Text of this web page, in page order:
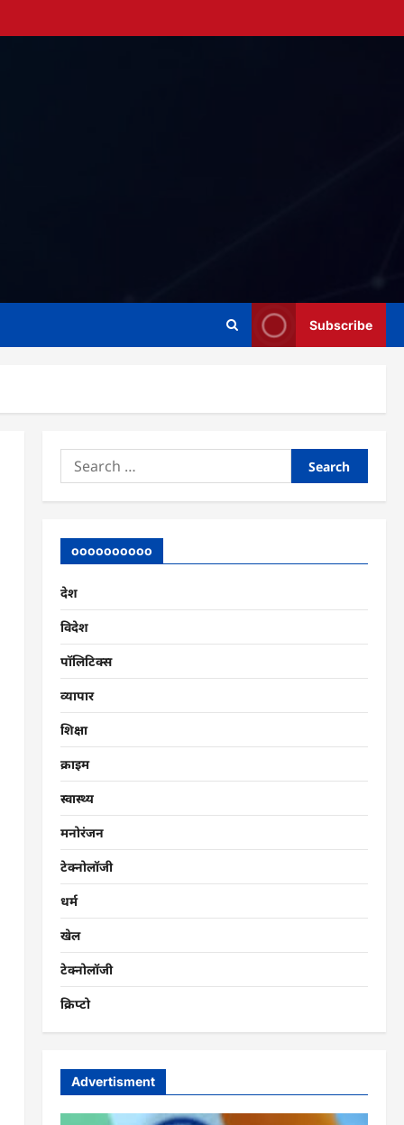
Subscribe
Search
for:
oooooooooo
देश
विदेश
पॉलिटिक्स
व्यापार
शिक्षा
क्राइम
स्वास्थ्य
मनोरंजन
टेक्नोलॉजी
धर्म
खेल
टेक्नोलॉजी
क्रिप्टो
Advertisment